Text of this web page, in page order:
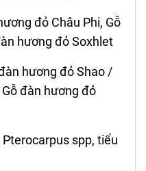
đỏ Châu Phi, Gỗ
hương đỏ Soxhlet
hương đỏ Shao /
đàn hương đỏ
spp, tiểu